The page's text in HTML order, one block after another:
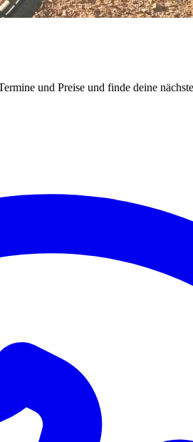
und Preise und finde deine